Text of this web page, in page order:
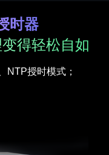
时器
得轻松自如
NTP授时模式；